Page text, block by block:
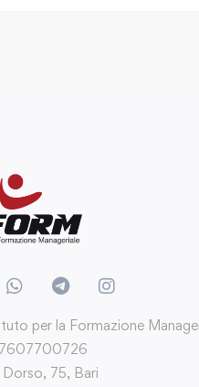
per la Formazione
75, Bari